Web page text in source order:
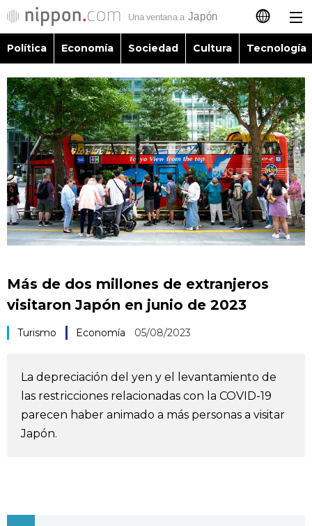
日本語
English
简体字
繁體字
Français
العربية
Política
Economía
Sociedad
Tecnología
Vida
Guía de Japón
Vídeos e imágenes
Política Economía Sociedad Cultura Tecnología
Más de dos millones de extranjeros
visitaron Japón en junio de 2023
Turismo Economía 05/08/2023
La depreciación del yen y el levantamiento de
las restricciones relacionadas con la COVID-19
parecen haber animado a más personas a visitar
Japón.